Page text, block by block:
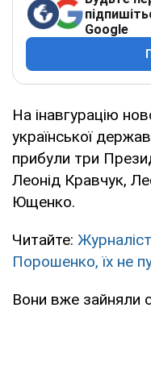
Google
На інавгурацію
української
прибули три
Леонід Кравчук,
Ющенко.
Читайте:
Порошенко, їх не
Вони вже зайняли